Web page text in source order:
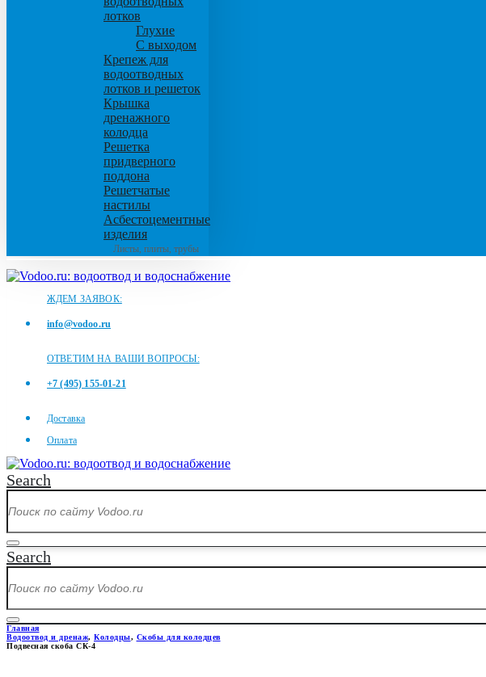
лотков
Глухие
С выходом
Крепеж для
водоотводных
лотков и решеток
Крышка
дренажного
колодца
Решетка
придверного
поддона
Решетчатые
настилы
Асбестоцементные
изделия
Листы, плиты, трубы
ЖДЕМ ЗАЯВОК:
info@vodoo.ru
ОТВЕТИМ НА ВАШИ ВОПРОСЫ:
+7 (495) 155-01-21
Доставка
Оплата
Search
Search
Главная
Водоотвод и дренаж, Колодцы, Скобы для колодцев
Подвесная скоба СК-4